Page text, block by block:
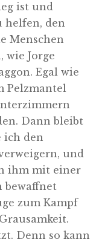
ist und
helfen, den
Menschen
wie Jorge
Egal wie
Pelzmantel
Dann bleibt
ich den
und
ihm mit einer
bewaffnet
zum Kampf
Denn so kann